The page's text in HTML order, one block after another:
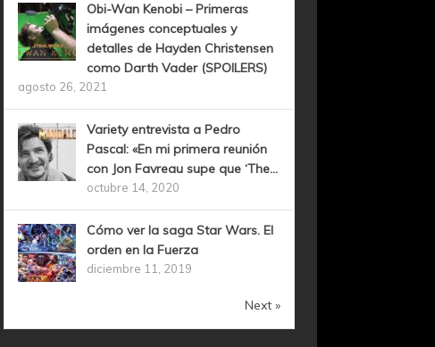
Obi-Wan Kenobi – Primeras
imágenes conceptuales y
detalles de Hayden Christensen
como Darth Vader (SPOILERS)
agosto 26, 2021
Variety entrevista a Pedro
Pascal: «En mi primera reunión
con Jon Favreau supe que ‘The...
octubre 14, 2020
Cómo ver la saga Star Wars. El
orden en la Fuerza
diciembre 11, 2019
Next »